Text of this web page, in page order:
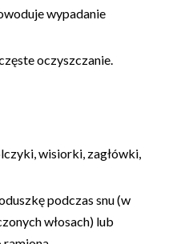
wypadanie
oczyszczanie.
wisiorki, zagłówki,
podczas snu (w
włosach) lub